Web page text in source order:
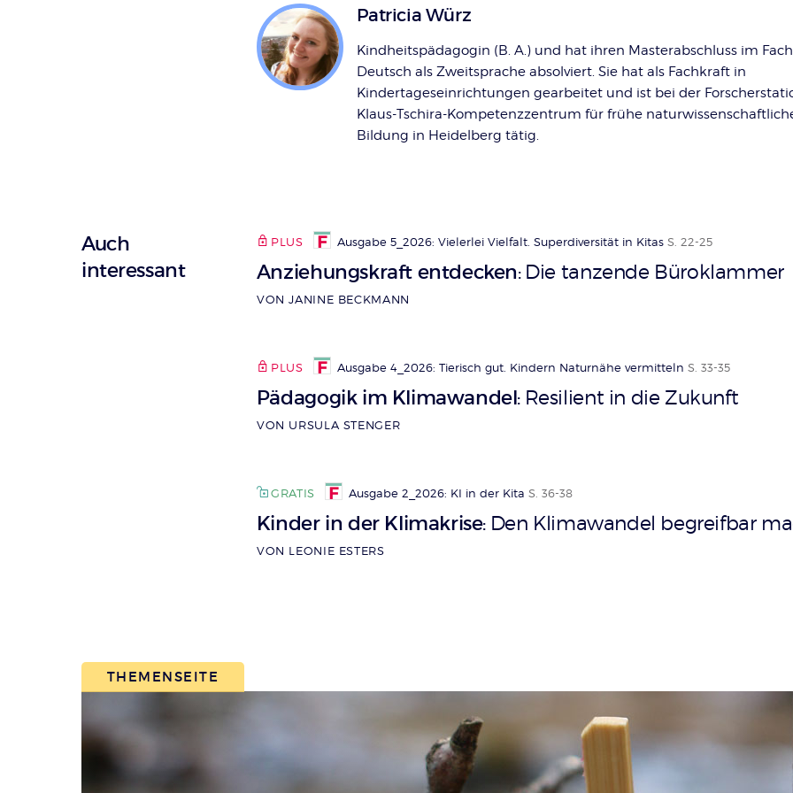
Patricia Würz
Kindheitspädagogin (B. A.) und hat ihren Masterabschluss im Fach
Deutsch als Zweitsprache absolviert. Sie hat als Fachkraft in
Kindertageseinrichtungen gearbeitet und ist bei der
Klaus-Tschira-Kompetenzzentrum für frühe
Bildung in Heidelberg tätig.
Auch
interessant
PLUS Ausgabe 5_2026: Vielerlei Vielfalt. Superdiversität in Kitas S. 22-25
Anziehungskraft entdecken: Die tanzende Büroklammer
VON JANINE BECKMANN
PLUS Ausgabe 4_2026: Tierisch gut. Kindern Naturnähe vermitteln S. 33-35
Pädagogik im Klimawandel: Resilient in die Zukunft
VON URSULA STENGER
GRATIS Ausgabe 2_2026: KI in der Kita S. 36-38
Kinder in der Klimakrise: Den Klimawandel begreifbar
VON LEONIE ESTERS
THEMENSEITE